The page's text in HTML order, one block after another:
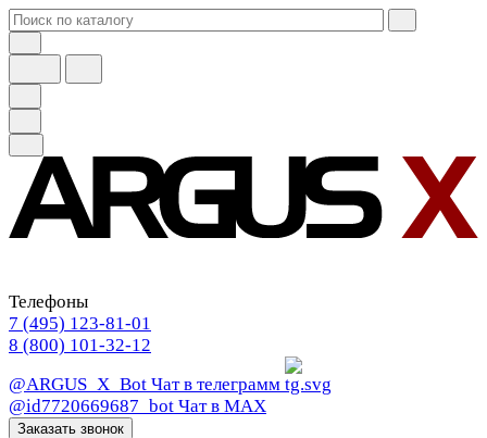
Телефоны
7 (495) 123-81-01
8 (800) 101-32-12
@ARGUS_X_Bot Чат в телеграмм
@id7720669687_bot Чат в МАХ
Заказать звонок